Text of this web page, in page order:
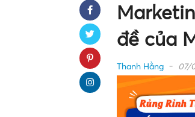
đề của
Thanh Hằng 07/